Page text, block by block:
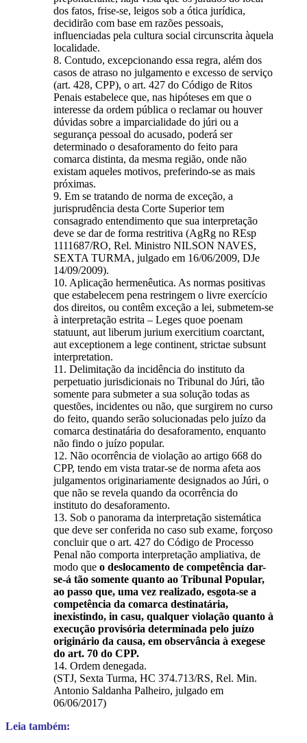
dos fatos, frise-se, leigos sob a ótica jurídica,
decidirão com base em razões pessoais,
influenciadas pela cultura social circunscrita àquela
localidade.
8. Contudo, excepcionando essa regra, além dos
casos de atraso no julgamento e excesso de serviço
(art. 428, CPP), o art. 427 do Código de Ritos
Penais estabelece que, nas hipóteses em que o
interesse da ordem pública o reclamar ou houver
dúvidas sobre a imparcialidade do júri ou a
segurança pessoal do acusado, poderá ser
determinado o desaforamento do feito para
comarca distinta, da mesma região, onde não
existam aqueles motivos, preferindo-se as mais
próximas.
9. Em se tratando de norma de exceção, a
jurisprudência desta Corte Superior tem
consagrado entendimento que sua interpretação
deve se dar de forma restritiva (AgRg no REsp
1111687/RO, Rel. Ministro NILSON NAVES,
SEXTA TURMA, julgado em 16/06/2009, DJe
14/09/2009).
10. Aplicação hermenêutica. As normas positivas
que estabelecem pena restringem o livre exercício
dos direitos, ou contêm exceção a lei, submetem-se
à interpretação estrita – Leges quoe poenam
statuunt, aut liberum jurium exercitium coarctant,
aut exceptionem a lege continent, strictae subsunt
interpretation.
11. Delimitação da incidência do instituto da
perpetuatio jurisdicionais no Tribunal do Júri, tão
somente para submeter a sua solução todas as
questões, incidentes ou não, que surgirem no curso
do feito, quando serão solucionadas pelo juízo da
comarca destinatária do desaforamento, enquanto
não findo o juízo popular.
12. Não ocorrência de violação ao artigo 668 do
CPP, tendo em vista tratar-se de norma afeta aos
julgamentos originariamente designados ao Júri, o
que não se revela quando da ocorrência do
instituto do desaforamento.
13. Sob o panorama da interpretação sistemática
que deve ser conferida no caso sub exame, forçoso
concluir que o art. 427 do Código de Processo
Penal não comporta interpretação ampliativa, de
modo que o deslocamento de competência dar-
se-á tão somente quanto ao Tribunal Popular,
ao passo que, uma vez realizado, esgota-se a
competência da comarca destinatária,
inexistindo, in casu, qualquer violação quanto à
execução provisória determinada pelo juízo
originário da causa, em observância à exegese
do art. 70 do CPP.
14. Ordem denegada.
(STJ, Sexta Turma, HC 374.713/RS, Rel. Min.
Antonio Saldanha Palheiro, julgado em
06/06/2017)
Leia também: